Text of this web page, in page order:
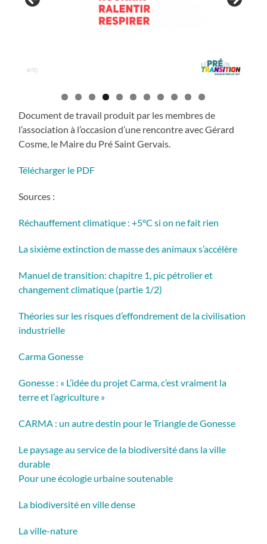
Document de travail produit par les membres de
l’association à l’occasion d’une rencontre avec Gérard
Cosme, le Maire du Pré Saint Gervais.
Télécharger le PDF
Sources :
Réchauffement climatique : +5°C si on ne fait rien
La sixième extinction de masse des animaux s’accélère
Manuel de transition: chapitre 1, pic pétrolier et
changement climatique (partie 1/2)
Théories sur les risques d’effondrement de la civilisation
industrielle
Carma Gonesse
Gonesse : « L’idée du projet Carma, c’est vraiment la
terre et l’agriculture »
CARMA : un autre destin pour le Triangle de Gonesse
Le paysage au service de la biodiversité dans la ville
durable
Pour une écologie urbaine soutenable
La biodiversité en ville dense
La ville-nature